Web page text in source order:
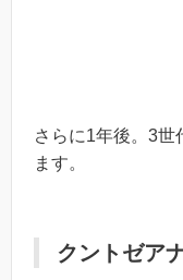
さらに1年後。3世
ます。
クントゼア